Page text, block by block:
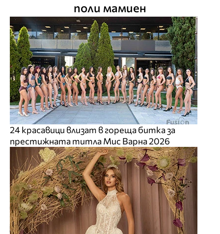
поли мамиен
24 красавици влизат в гореща битка за
престижната титла Мис Варна 2026